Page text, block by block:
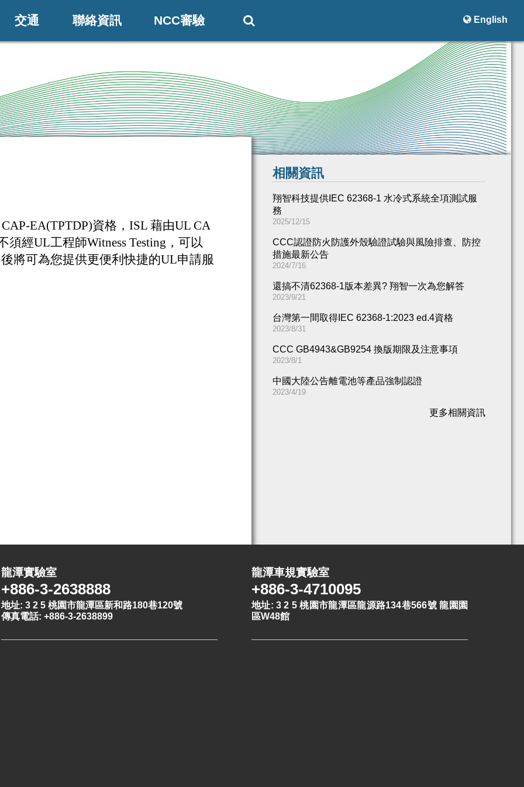
交通 聯絡資訊 NCC審驗   English
EA(TPTDP)資格 ， ISL 藉由UL CA
須經UL工程師Witness Testing ，可以
將可為您提供更便利快捷的UL申請服
相關資訊
翔智科技提供IEC 62368-1 水冷式系統全項測試服
務
2025/12/15
CCC認證防火防護外殼驗證試驗與風險排查、防控
措施最新公告
2024/7/16
還搞不清62368-1版本差異​? 翔智一次為您解答
2023/9/21
台灣第一間取得IEC 62368-1:2023 ed.4資格
2023/8/31
CCC GB4943&GB9254 換版期限及注意事項
2023/8/1
中國大陸公告離電池等產品強制認證
2023/4/19
更多相關資訊
龍潭實驗室
+886-3-2638888
地址: 3 2 5 桃園市龍潭區新和路180巷120號
傳真電話: +886-3-2638899
龍潭車規實驗室
+886-3-4710095
地址: 3 2 5 桃園市龍潭區龍源路134巷566號 龍園園
區W48館